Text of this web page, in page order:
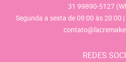
31 99890-5127
Segunda a sexta de 09:00 às 20:00
REDES